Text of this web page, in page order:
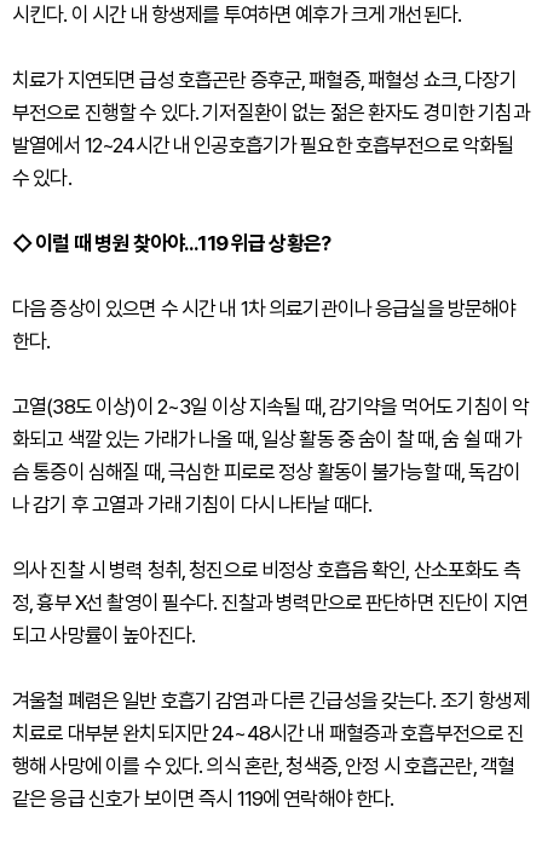
시킨다. 이 시간 내 항생제를 투여하면 예후가 크게 개선된다.
치료가 지연되면 급성 호흡곤란 증후군, 패혈증, 패혈성 쇼크, 다장기
부전으로 진행할 수 있다. 기저질환이 없는 젊은 환자도 경미한 기침과
발열에서 12~24시간 내 인공호흡기가 필요한 호흡부전으로 악화될
수 있다.
◇ 이럴 때 병원 찾아야...119 위급 상황은?
다음 증상이 있으면 수 시간 내 1차 의료기관이나 응급실을 방문해야
한다.
고열(38도 이상)이 2~3일 이상 지속될 때, 감기약을 먹어도 기침이 악
화되고 색깔 있는 가래가 나올 때, 일상 활동 중 숨이 찰 때, 숨 쉴 때 가
슴 통증이 심해질 때, 극심한 피로로 정상 활동이 불가능할 때, 독감이
나 감기 후 고열과 가래 기침이 다시 나타날 때다.
의사 진찰 시 병력 청취, 청진으로 비정상 호흡음 확인, 산소포화도 측
정, 흉부 X선 촬영이 필수다. 진찰과 병력만으로 판단하면 진단이 지연
되고 사망률이 높아진다.
겨울철 폐렴은 일반 호흡기 감염과 다른 긴급성을 갖는다. 조기 항생제
치료로 대부분 완치되지만 24~48시간 내 패혈증과 호흡부전으로 진
행해 사망에 이를 수 있다. 의식 혼란, 청색증, 안정 시 호흡곤란, 객혈
같은 응급 신호가 보이면 즉시 119에 연락해야 한다.